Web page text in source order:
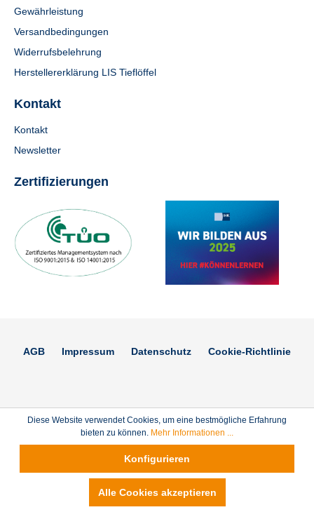
Gewährleistung
Versandbedingungen
Widerrufsbelehrung
Herstellererklärung LIS Tieflöffel
Kontakt
Kontakt
Newsletter
Zertifizierungen
AGB Impressum Datenschutz Cookie-Richtlinie
Diese Website verwendet Cookies, um eine bestmögliche Erfahrung
bieten zu können. Mehr Informationen ...
Konfigurieren
Alle Cookies akzeptieren